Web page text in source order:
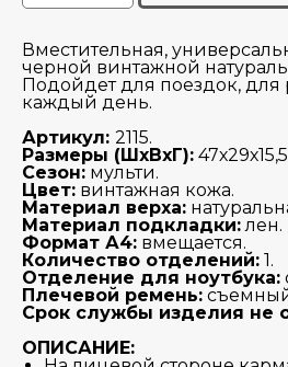
Вместительная,
черной винтажной
Подойдет для поездок, для
каждый день.
Артикул: 2115.
Размеры (ШхВхГ):
Сезон: мульти.
Цвет: винтажная кожа.
Материал верха:
Материал подкладки:лен.
Формат А4: вмещается.
Количество отделений: 1.
Отделение для ноутбука:
Плечевой ремень:
Срок службы изделия не
ОПИСАНИЕ: